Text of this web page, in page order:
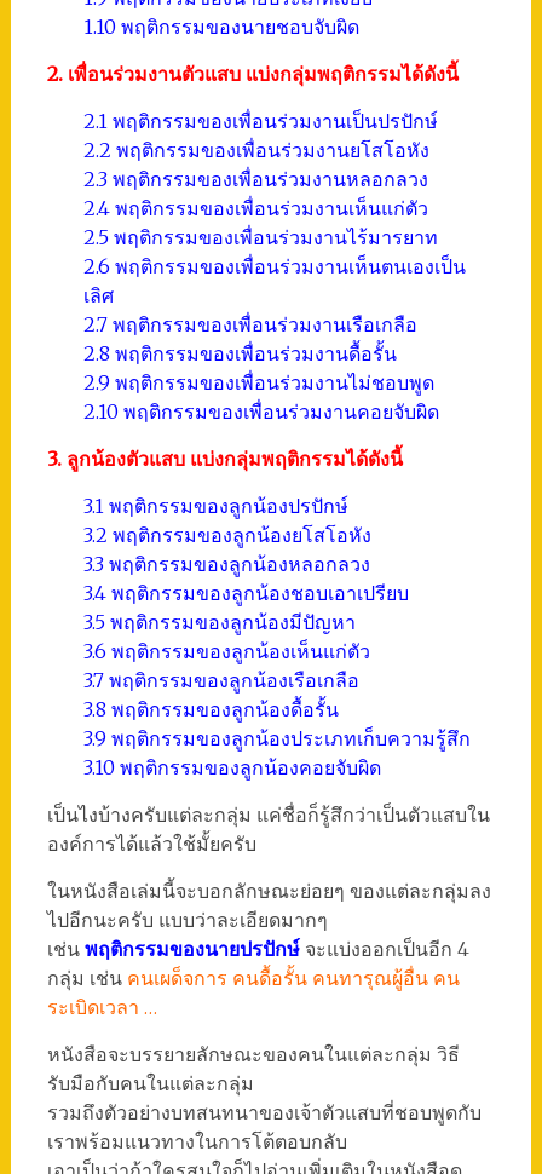
1.10 พฤติกรรมของนายชอบจับผิด
2. เพื่อนร่วมงานตัวแสบ แบ่งกลุ่มพฤติกรรมได้ดังนี้
2.1 พฤติกรรมของเพื่อนร่วมงานเป็นปรปักษ์
2.2 พฤติกรรมของเพื่อนร่วมงานยโสโอหัง
2.3 พฤติกรรมของเพื่อนร่วมงานหลอกลวง
2.4 พฤติกรรมของเพื่อนร่วมงานเห็นแก่ตัว
2.5 พฤติกรรมของเพื่อนร่วมงานไร้มารยาท
2.6 พฤติกรรมของเพื่อนร่วมงานเห็นตนเองเป็น
เลิศ
2.7 พฤติกรรมของเพื่อนร่วมงานเรือเกลือ
2.8 พฤติกรรมของเพื่อนร่วมงานดื้อรั้น
2.9 พฤติกรรมของเพื่อนร่วมงานไม่ชอบพูด
2.10 พฤติกรรมของเพื่อนร่วมงานคอยจับผิด
3. ลูกน้องตัวแสบ แบ่งกลุ่มพฤติกรรมได้ดังนี้
3.1 พฤติกรรมของลูกน้องปรปักษ์
3.2 พฤติกรรมของลูกน้องยโสโอหัง
3.3 พฤติกรรมของลูกน้องหลอกลวง
3.4 พฤติกรรมของลูกน้องชอบเอาเปรียบ
3.5 พฤติกรรมของลูกน้องมีปัญหา
3.6 พฤติกรรมของลูกน้องเห็นแก่ตัว
3.7 พฤติกรรมของลูกน้องเรือเกลือ
3.8 พฤติกรรมของลูกน้องดื้อรั้น
3.9 พฤติกรรมของลูกน้องประเภทเก็บความรู้สึก
3.10 พฤติกรรมของลูกน้องคอยจับผิด
เป็นไงบ้างครับแต่ละกลุ่ม แค่ชื่อก็รู้สึกว่าเป็นตัวแสบใน
องค์การได้แล้วใช้มั้ยครับ
ในหนังสือเล่มนี้จะบอกลักษณะย่อยๆ ของแต่ละกลุ่มลง
ไปอีกนะครับ แบบว่าละเอียดมากๆ
เช่น พฤติกรรมของนายปรปักษ์ จะแบ่งออกเป็นอีก 4
กลุ่ม เช่น คนเผด็จการ คนดื้อรั้น คนทารุณผู้อื่น คน
ระเบิดเวลา …
หนังสือจะบรรยายลักษณะของคนในแต่ละกลุ่ม วิธี
รับมือกับคนในแต่ละกลุ่ม
รวมถึงตัวอย่างบทสนทนาของเจ้าตัวแสบที่ชอบพูดกับ
เราพร้อมแนวทางในการโต้ตอบกลับ